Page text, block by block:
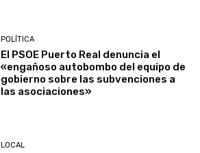
POLÍTICA
El PSOE Puerto Real denuncia el
«engañoso autobombo del equipo de
gobierno sobre las subvenciones a
las asociaciones»
LOCAL